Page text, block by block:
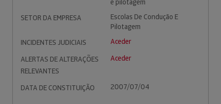
e pilotagem
SETOR DA EMPRESA
Escolas De Condução E
Pilotagem
INCIDENTES JUDICIAIS
Aceder
ALERTAS DE ALTERAÇÕES
RELEVANTES
Aceder
DATA DE CONSTITUIÇÃO 2007/07/04